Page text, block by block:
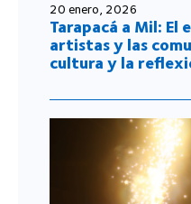
20 enero, 2026
Tarapacá a Mil: El
artistas y las
cultura y la